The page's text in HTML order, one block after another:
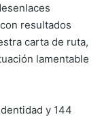
resultados
carta de ruta,
lamentable
y 144